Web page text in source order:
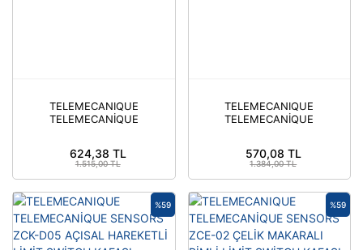
TELEMECANIQUE
TELEMECANİQUE
SWİTCH KAFASI
624,38 TL
1.515,00 TL
TELEMECANIQUE
TELEMECANİQUE
KOL LİMİT SWİTCH
KAFASI
570,08 TL
1.384,00 TL
%59 %59